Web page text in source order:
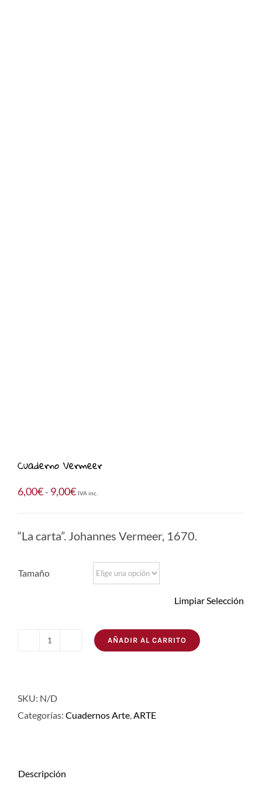
Cuaderno Vermeer
6,00€- 9,00€Rango
desde
hasta
IVA inc.
“La carta”. Johannes Vermeer, 1670.
Tamaño
Limpiar Selección
AÑADIR AL CARRITO
SKU: N/D
Categorías: Cuadernos Arte,ARTE
Descripción